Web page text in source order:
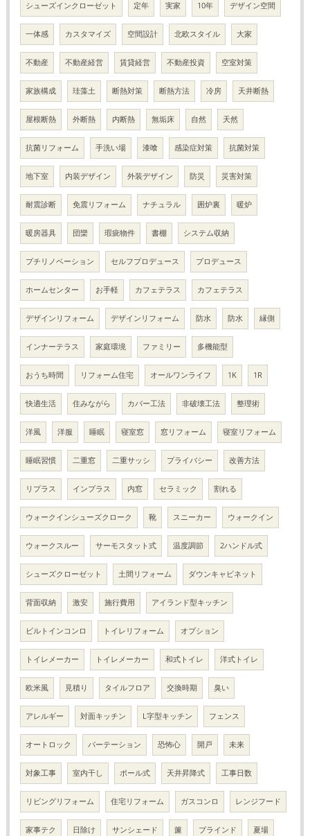
シューズインクローゼット 定年 実家 10年 デザイン空間
一体感 カスタマイズ 空間設計 北欧スタイル 大家
不動産 不動産経営 賃貸経営 不動産投資 空室対策
家族構成 珪藻土 断熱対策 断熱方法 冷房 天井断熱
屋根断熱 外断熱 内断熱 無垢床 自然 天然
抗菌リフォーム 手洗い場 漆喰 感染症対策 抗菌対策
地下室 内装デザイン 外装デザイン 防災 災害対策
耐震診断 免震リフォーム ナチュラル 囲炉裏 暖炉
暖房器具 団欒 瑕疵物件 書棚 システム収納
プチリノベーション セルフプロデュース プロデュース
ホームセンター お手軽 カフェテラス カフェテラス
デザインリフォーム デザインリフォーム 防水 防水 縁側
インナーテラス 家庭環境 ファミリー 多機能型
おうち時間 リフォーム住宅 オールワンライフ 1K 1R
快適生活 住みながら カバー工法 非破壊工法 整理術
洋風 洋服 睡眠 寝室窓 窓リフォーム 寝室リフォーム
睡眠習慣 二重窓 二重サッシ プライバシー 改善方法
リプラス インプラス 内窓 セラミック 割れる
ウォークインシューズクローク 靴 スニーカー ウォークイン
ウォークスルー サーモスタット式 温度調節 2ハンドル式
シューズクローゼット 土間リフォーム ダウンキャビネット
背面収納 激安 施行費用 アイランド型キッチン
ビルトインコンロ トイレリフォーム オプション
トイレメーカー トイレメーカー 和式トイレ 洋式トイレ
欧米風 見積り タイルフロア 交換時期 臭い
アレルギー 対面キッチン L字型キッチン フェンス
オートロック パーテーション 恐怖心 開戸 未来
対象工事 室内干し ポール式 天井昇降式 工事日数
リビングリフォーム 住宅リフォーム ガスコンロ レンジフード
家事テク 日除け サンシェード 簾 ブラインド 夏場